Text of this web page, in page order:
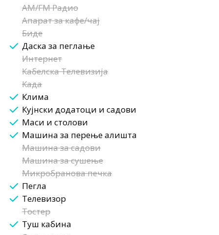
AM/FM Радио
Апарат за кафе/чај
Биде
Даска за пеглање
Интернет
Кабелска Телевизија
Када
Клима
Кујнски додатоци и садови
Маси и столови
Машина за перење алишта
Машина за садови
Машина за сушење
Микробранова печка
Пегла
Телевизор
Тостер
Туш кабина